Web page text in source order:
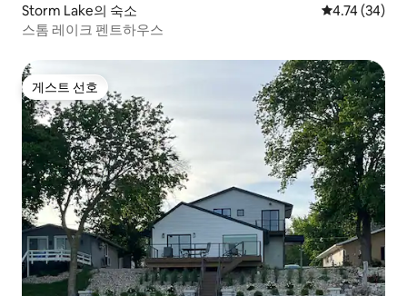
Storm Lake의 숙소 평점 4.74점
4.74 (34)
스톰 레이크 펜트하우스
게스트 선호
게스트 선호